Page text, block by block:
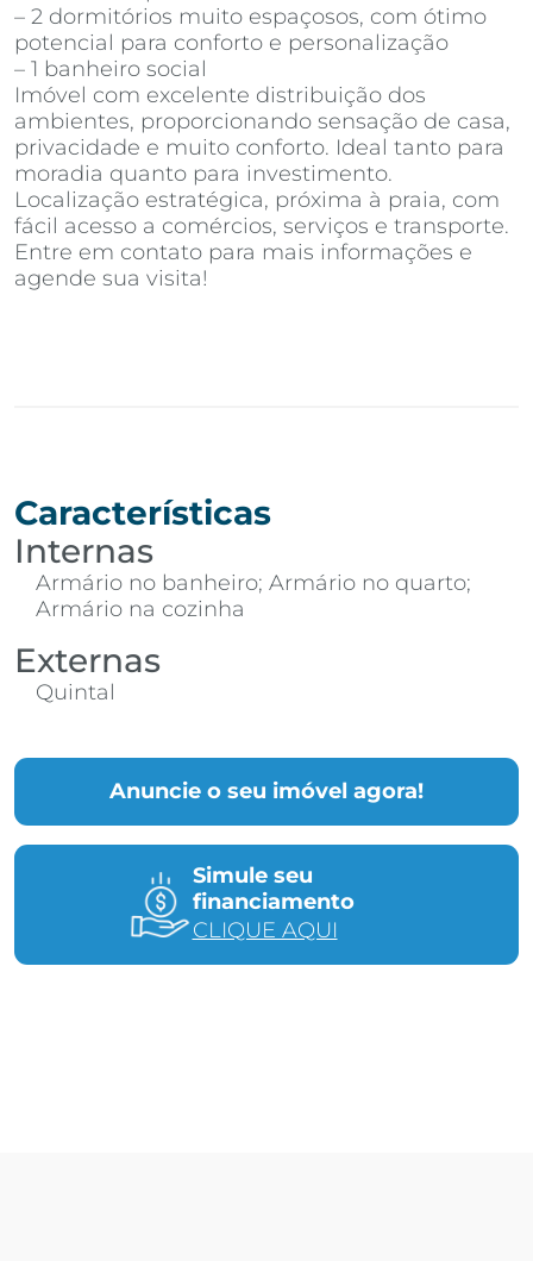
– 2 dormitórios muito espaçosos, com ótimo
potencial para conforto e personalização
– 1 banheiro social
Imóvel com excelente distribuição dos
ambientes, proporcionando sensação de casa,
privacidade e muito conforto. Ideal tanto para
moradia quanto para investimento.
Localização estratégica, próxima à praia, com
fácil acesso a comércios, serviços e transporte.
Entre em contato para mais informações e
agende sua visita!
Anuncie o seu imóvel agora!
Simule seu
financiamento
CLIQUE AQUI
Características
Internas
Armário no banheiro; Armário no quarto;
Armário na cozinha
Externas
Quintal